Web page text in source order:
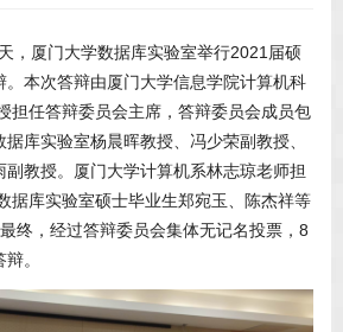
，厦门大学数据库实验室举行2021届硕
。本次答辩由厦门大学信息学院计算机科
担任答辩委员会主席，答辩委员会成员包
库实验室杨晨晖教授、冯少荣副教授、
教授。厦门大学计算机系林志琼老师担
据库实验室硕士毕业生郑宛玉、陈杰祥等
终，经过答辩委员会集体无记名投票，8
。